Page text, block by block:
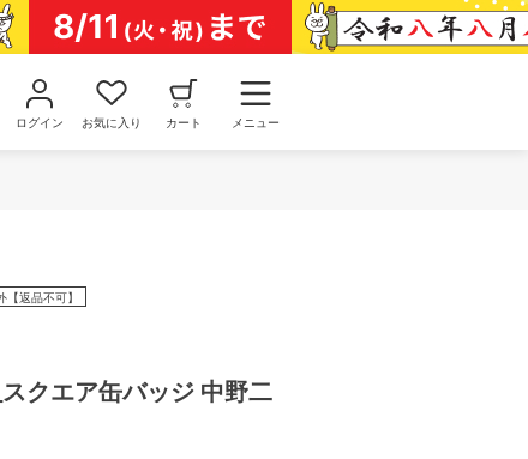
ログイン お気に入り カート メニュー
【返品不可】
クエア缶バッジ 中野二